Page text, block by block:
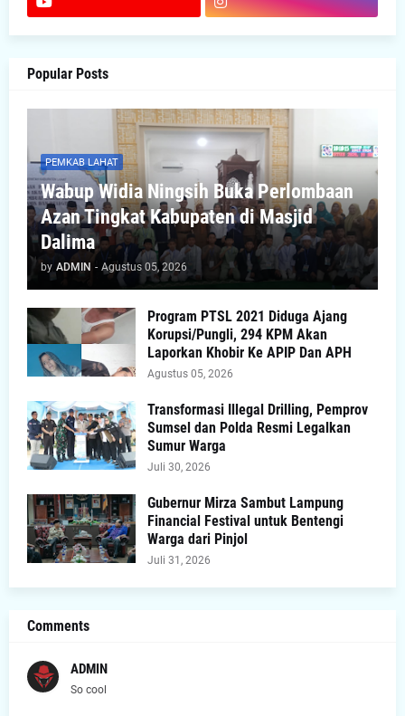
Popular Posts
PEMKAB LAHAT
Wabup Widia Ningsih Buka Perlombaan
Azan Tingkat Kabupaten di Masjid
Dalima
by ADMIN - Agustus 05, 2026
Program PTSL 2021 Diduga Ajang
Korupsi/Pungli, 294 KPM Akan
Laporkan Khobir Ke APIP Dan APH
Agustus 05, 2026
Transformasi Illegal Drilling, Pemprov
Sumsel dan Polda Resmi Legalkan
Sumur Warga
Juli 30, 2026
Gubernur Mirza Sambut Lampung
Financial Festival untuk Bentengi
Warga dari Pinjol
Juli 31, 2026
Comments
ADMIN
So cool